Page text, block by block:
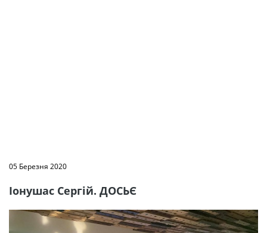
05 Березня 2020
Іонушас Сергій. ДОСЬЄ